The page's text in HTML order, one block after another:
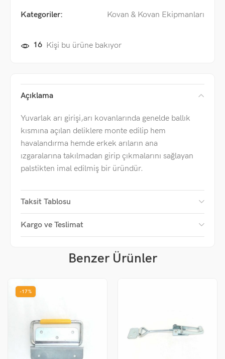
Kategoriler: Kovan & Kovan Ekipmanları
16 Kişi bu ürüne bakıyor
Açıklama
Yuvarlak arı girişi,arı kovanlarında genelde ballık
kısmına açılan deliklere monte edilip hem
havalandırma hemde erkek arıların ana
ızgaralarına takılmadan girip çıkmalarını sağlayan
palstikten imal edilmiş bir üründür.
Taksit Tablosu
Kargo ve Teslimat
Benzer Ürünler
-17%